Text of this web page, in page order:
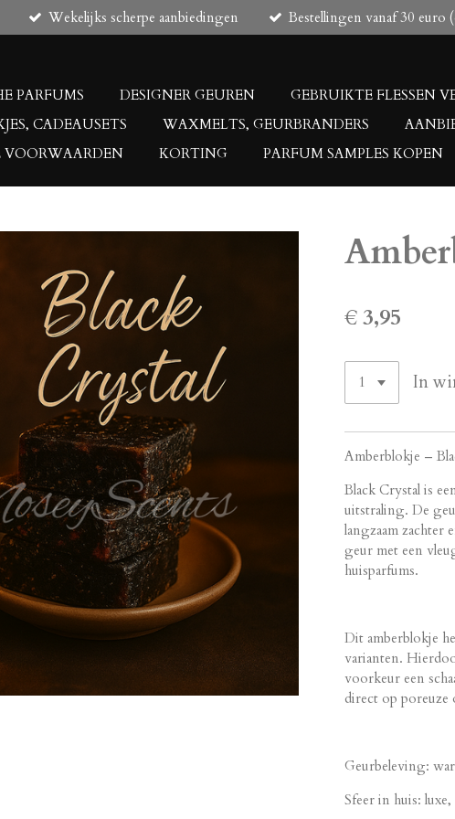
Wekelijks scherpe aanbiedingen Bestellingen vanaf 30 euro
PARFUMS DESIGNER GEUREN GEBRUIKTE FLESSEN
CADEAUSETS WAXMELTS, GEURBRANDERS
VOORWAARDEN KORTING PARFUM SAMPLES KOPEN
€ 3,95
In
Amberblokje –
Black Crystal is
uitstraling. De
langzaam zachter
geur met een
huisparfums.
Dit amberblokje
varianten.
voorkeur een
direct op poreuze
Geurbeleving:
Sfeer in huis: